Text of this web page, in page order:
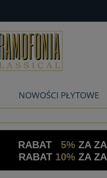
NOWOŚCI PŁYTOWE
RABAT 5% ZA
RABAT 10%ZA